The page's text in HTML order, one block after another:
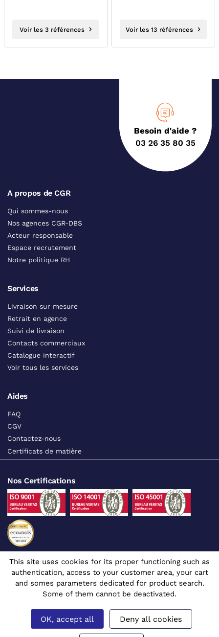
Voir les 3 références Voir les 13 références
Besoin d'aide ?
03 26 35 80 35
A propos de CGR
Qui sommes-nous
Nos agences CGR-DBS
Acteur responsable
Espace recrutement
Notre politique RH
Services
Livraison sur mesure
Retrait en agence
Suivi de livraison
Contacts commerciaux
Catalogue interactif
Voir tous les services
Aides
FAQ
CGV
Contactez-nous
Certificats de matière
Nos Certifications
Suivez-nous sur les réseaux sociaux
Site dédié aux professionnels
© 1980 - 2026 CGR - Tous droits réservés
This site uses cookies for its proper functioning such as
authentication, access to your customer area, your cart
and somes parameters dedicated for product search.
Some of them cannot be deactivated.
OK, accept all Deny all cookies